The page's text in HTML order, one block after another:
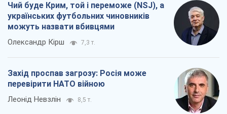
Чий буде Крим, той і переможе (NSJ), а
українських футбольних чиновників
можуть назвати вбивцями
Олександр Кірш 7,3 т.
Захід проспав загрозу: Росія може
перевірити НАТО війною
Леонід Невзлін 8,5 т.